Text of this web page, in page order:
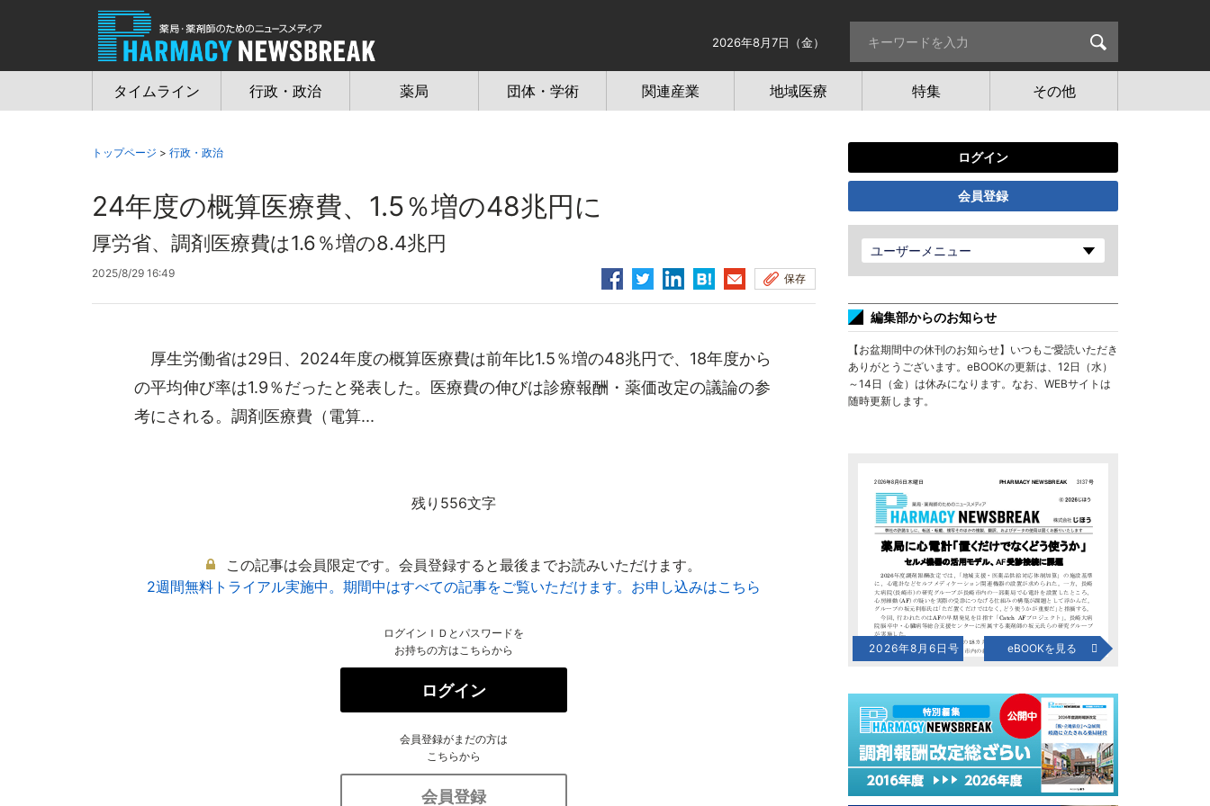
2026年8月7日（金）
タイムライン 行政・政治 薬局 団体・学術 関連産業 地域医療 特集 その他
トップページ > 行政・政治
24年度の概算医療費、1.5％増の48兆円に
厚労省、調剤医療費は1.6％増の8.4兆円
2025/8/29 16:49 保存
厚生労働省は29日、2024年度の概算医療費は前年比1.5％増の48兆円で、18年度から
の平均伸び率は1.9％だったと発表した。医療費の伸びは診療報酬・薬価改定の議論の参
考にされる。調剤医療費（電算...
残り556文字
この記事は会員限定です。会員登録すると最後までお読みいただけます。
2週間無料トライアル実施中。期間中はすべての記事をご覧いただけます。お申し込みはこちら
ログインＩＤとパスワードを
お持ちの方はこちらから
ログイン
会員登録がまだの方は
こちらから
会員登録
ログイン
会員登録
ユーザーメニュー
編集部からのお知らせ
【お盆期間中の休刊のお知らせ】いつもご愛読いただき
ありがとうございます。eBOOKの更新は、12日（水）
～14日（金）は休みになります。なお、WEBサイトは
随時更新します。
2026年8月6日号 eBOOKを見る